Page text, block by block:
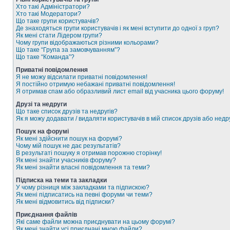
Хто такі Адміністратори?
Хто такі Модератори?
Що таке групи користувачів?
Де знаходяться групи користувачів і як мені вступити до одної з груп?
Як мені стати Лідером групи?
Чому групи відображаються різними кольорами?
Що таке “Група за замовчуванням”?
Що таке “Команда”?
Приватні повідомлення
Я не можу відсилати приватні повідомлення!
Я постійно отримую небажані приватні повідомлення!
Я отримав спам або образливий лист email від учасника цього форуму!
Друзі та недруги
Що таке список друзів та недругів?
Як я можу додавати / видаляти користувачів в мій список друзів або
Пошук на форумі
Як мені здійснити пошук на форумі?
Чому мій пошук не дає результатів?
В результаті пошуку я отримав порожню сторінку!
Як мені знайти учасників форуму?
Як мені знайти власні повідомлення та теми?
Підписка на теми та закладки
У чому різниця між закладками та підпискою?
Як мені підписатись на певні форуми чи теми?
Як мені відмовитись від підписки?
Приєднання файлів
Які саме файли можна приєднувати на цьому форумі?